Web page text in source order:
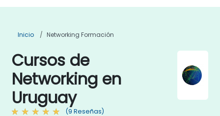
Inicio Networking Formación
Cursos de
Networking en
Uruguay
(9 Reseñas)